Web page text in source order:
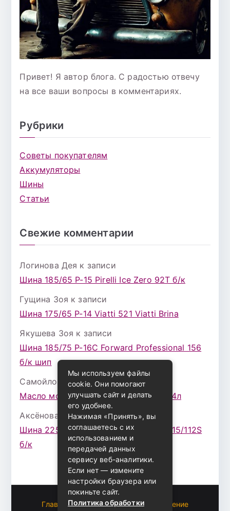
Привет! Я автор блога. С радостью отвечу
на все ваши вопросы в комментариях.
Рубрики
Советы покупателям
Аккумуляторы
Шины
Статьи
Свежие комментарии
Логинова Дея к записи
Шина 185/65 Р-15 Pirelli Ice Zero 92T б/к
Гущина Зоя к записи
Шина 175/65 Р-14 Viatti 521 Viatti Brina
Якушева Зоя к записи
Шина 185/75 Р-16С Forward Professional 156
б/к шип
Самойлова Забавак записи
Масло моторное ZIC X7 (A+) 10W30 4л
Аксёнова Адельк записи
Шина 225/75 Р-16 Nokian Rotiva HT 115/112S
б/к
Главная Пользовательское соглашение
Мы используем файлы
cookie. Они помогают
улучшать сайт и делать
его удобнее.
Нажимая «Принять», вы
соглашаетесь с их
использованием и
передачей данных
сервису веб-аналитики.
Если нет — измените
настройки браузера или
покиньте сайт.
Политика обработки